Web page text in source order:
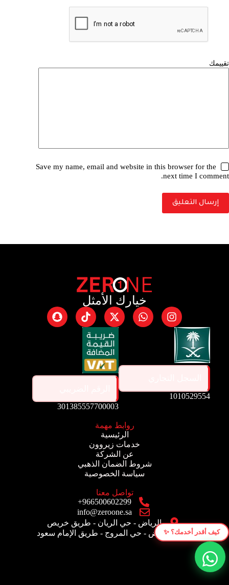
كيف أقدر أخدمك؟ ✨
Save my name, email and website in this browser for the
next time I comment.
إرسال التعليق
خيارك الأمثل
1010529554
301385557700003
روابط مهمة
الرئيسية
خدمات زيروون
عن الشركة
شروط الضمان الذهبي
سياسة الخصوصية
تواصل معنا
966500602299+
info@zeroone.sa
الرياض - حي الريان - طريق خريص
الرياض - حي المروج - طريق الإمام سعود